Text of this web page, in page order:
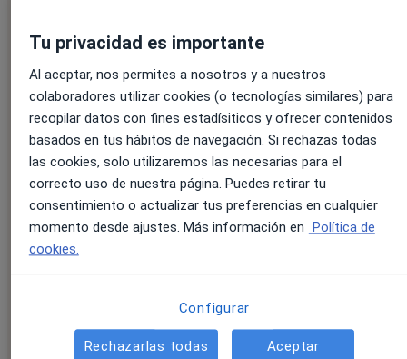
Nombre: *
Apellido:*
Correo electrónico:
Número de móvil/WhatsApp
Tu privacidad es importante
Al aceptar, nos permites a nosotros y a nuestros
colaboradores utilizar cookies (o tecnologías similares) para
recopilar datos con fines estadísiticos y ofrecer contenidos
basados en tus hábitos de navegación. Si rechazas todas
las cookies, solo utilizaremos las necesarias para el
correcto uso de nuestra página. Puedes retirar tu
consentimiento o actualizar tus preferencias en cualquier
momento desde ajustes. Más información en Política de
cookies.
Configurar
Rechazarlas todas Aceptar